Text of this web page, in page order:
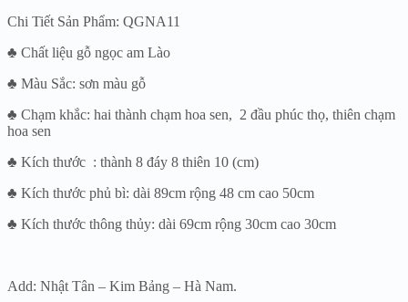
Chi Tiết Sản Phẩm: QGNA11
♣ Chất liệu gỗ ngọc am Lào
♣ Màu Sắc: sơn màu gỗ
♣ Chạm khắc: hai thành chạm hoa sen, 2 đầu phúc thọ, thiên chạm
hoa sen
♣ Kích thước : thành 8 đáy 8 thiên 10 (cm)
♣ Kích thước phủ bì: dài 89cm rộng 48 cm cao 50cm
♣ Kích thước thông thủy: dài 69cm rộng 30cm cao 30cm
Add: Nhật Tân – Kim Bảng – Hà Nam.